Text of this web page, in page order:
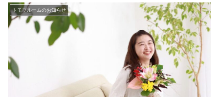
トモブルームのお知らせ